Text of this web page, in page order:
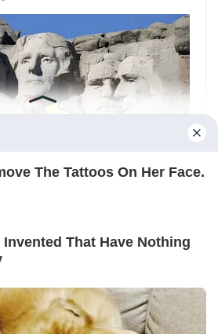
The Tattoos On Her Face.
That Have Nothing